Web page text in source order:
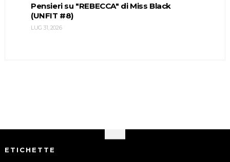
Pensieri su "REBECCA" di Miss Black
(UNFIT #8)
LUG 31, 2026
ETICHETTE